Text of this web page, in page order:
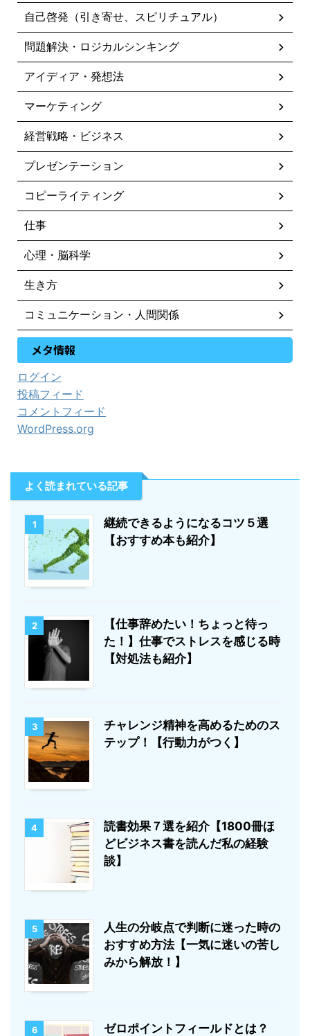
自己啓発（引き寄せ、スピリチュアル）
問題解決・ロジカルシンキング
アイディア・発想法
マーケティング
経営戦略・ビジネス
プレゼンテーション
コピーライティング
仕事
心理・脳科学
生き方
コミュニケーション・人間関係
メタ情報
ログイン
投稿フィード
コメントフィード
WordPress.org
よく読まれている記事
1
継続できるようになるコツ５選
【おすすめ本も紹介】
2
【仕事辞めたい！ちょっと待っ
た！】仕事でストレスを感じる時
【対処法も紹介】
3
チャレンジ精神を高めるためのス
テップ！【行動力がつく】
4
読書効果７選を紹介【1800冊ほ
どビジネス書を読んだ私の経験
談】
5
人生の分岐点で判断に迷った時の
おすすめ方法【一気に迷いの苦し
みから解放！】
6
ゼロポイントフィールドとは？